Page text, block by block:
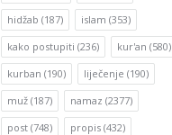
hidžab (187) islam (353)
kako postupiti (236) kur'an (580)
kurban (190) liječenje (190)
muž (187) namaz (2377)
post (748) propis (432)